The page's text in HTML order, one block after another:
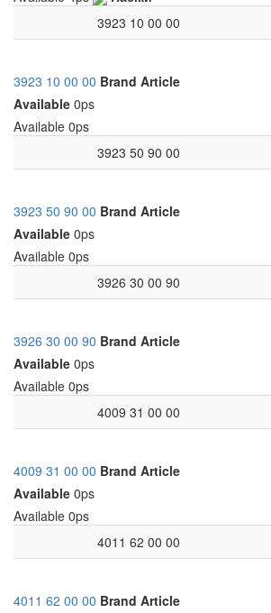
3923 10 00 00
3923 10 00 00 Brand Article
Available 0ps
Available 0ps
3923 50 90 00
3923 50 90 00 Brand Article
Available 0ps
Available 0ps
3926 30 00 90
3926 30 00 90 Brand Article
Available 0ps
Available 0ps
4009 31 00 00
4009 31 00 00 Brand Article
Available 0ps
Available 0ps
4011 62 00 00
4011 62 00 00 Brand Article